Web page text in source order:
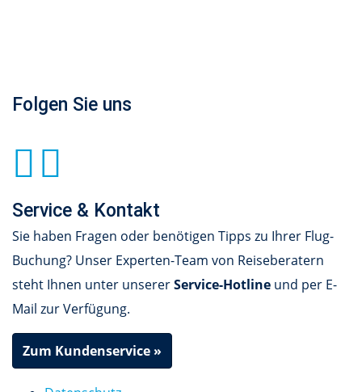
Folgen Sie uns
Service & Kontakt
Sie haben Fragen oder benötigen Tipps zu Ihrer Flug-
Buchung? Unser Experten-Team von Reiseberatern
steht Ihnen unter unsererService-Hotline und per E-
Mail zur Verfügung.
Zum Kundenservice »